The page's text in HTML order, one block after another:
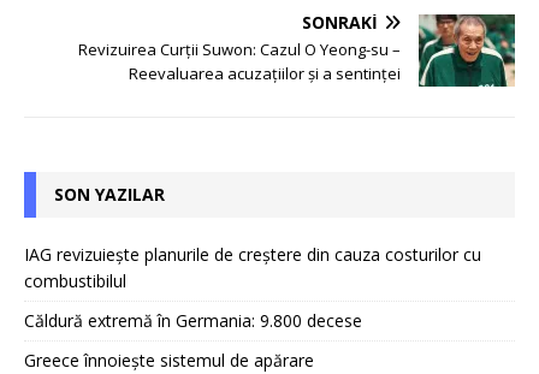
SONRAKI
Revizuirea Curții Suwon: Cazul O Yeong-su –
Reevaluarea acuzațiilor și a sentinței
SON YAZILAR
IAG revizuiește planurile de creștere din cauza costurilor cu
combustibilul
Căldură extremă în Germania: 9.800 decese
Greece înnoiește sistemul de apărare